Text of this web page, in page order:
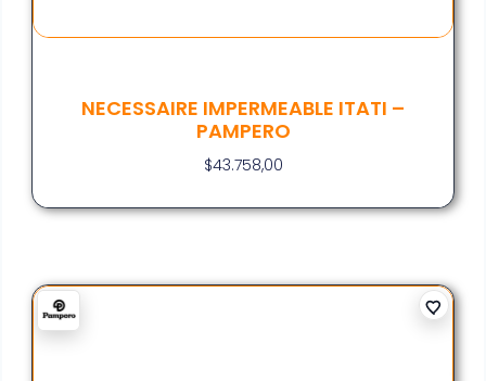
NECESSAIRE IMPERMEABLE ITATI –
PAMPERO
$43.758,00